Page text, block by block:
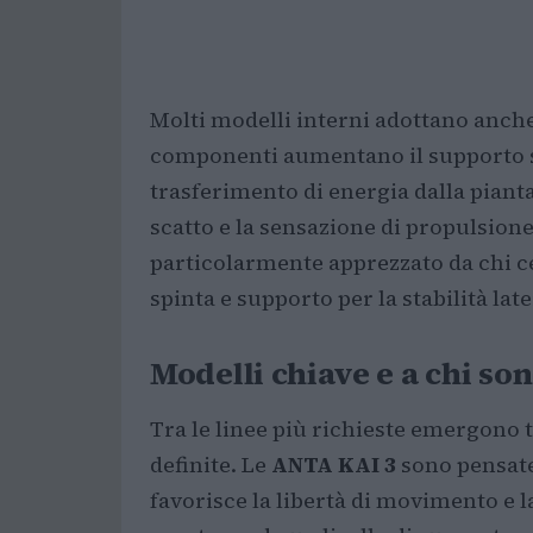
Molti modelli interni adottano
componenti aumentano il
trasferimento di energia dalla
scatto e la sensazione di
particolarmente apprezzato da chi
spinta e supporto per la stabilità
Modelli chiave e a chi
Tra le linee più richieste emergono
definite. Le ANTA KAI 3 sono
favorisce la libertà di movimento e